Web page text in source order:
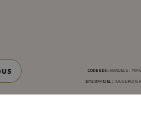
CODE GDS :AMADEUS :
SITE OFFICIEL :TOUS DROITS